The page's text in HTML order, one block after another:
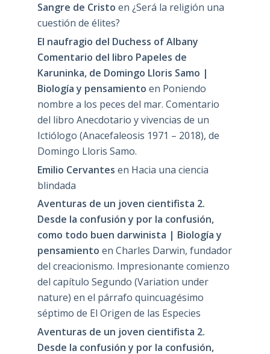
Sangre de Cristo en ¿Será la religión una
cuestión de élites?
El naufragio del Duchess of Albany
Comentario del libro Papeles de
Karuninka, de Domingo Lloris Samo |
Biología y pensamiento en Poniendo
nombre a los peces del mar. Comentario
del libro Anecdotario y vivencias de un
Ictiólogo (Anacefaleosis 1971 – 2018), de
Domingo Lloris Samo.
Emilio Cervantes en Hacia una ciencia
blindada
Aventuras de un joven cientifista 2.
Desde la confusión y por la confusión,
como todo buen darwinista | Biología y
pensamiento en Charles Darwin, fundador
del creacionismo. Impresionante comienzo
del capítulo Segundo (Variation under
nature) en el párrafo quincuagésimo
séptimo de El Origen de las Especies
Aventuras de un joven cientifista 2.
Desde la confusión y por la confusión,